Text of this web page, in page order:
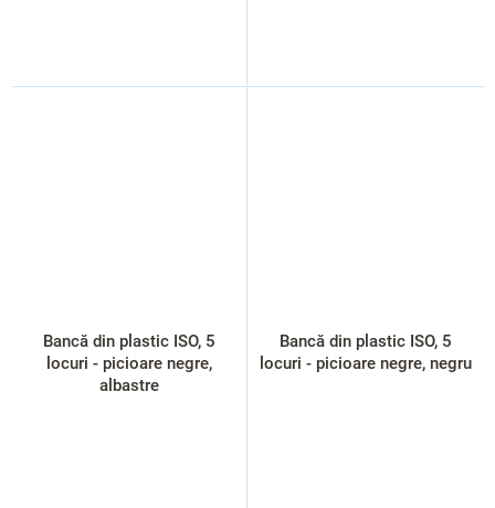
Bancă din plastic ISO, 5
locuri - picioare negre,
albastre
Bancă din plastic ISO, 5
locuri - picioare negre, negru